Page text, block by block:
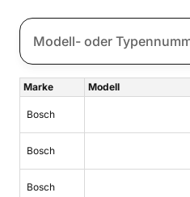
Marke Modell
Bosch
Bosch
Bosch